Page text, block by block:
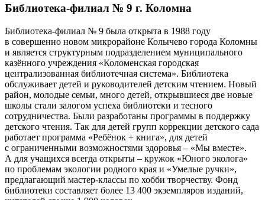
Библиотека-филиал № 9 г. Коломна
Библиотека-филиал № 9 была открыта в 1988 году
в совершенно новом микрорайоне Колычево города Коломны
и является структурным подразделением муниципального
казённого учреждения «Коломенская городская
централизованная библиотечная система». Библиотека
обслуживает детей и руководителей детским чтением. Новый
район, молодые семьи, много детей, открывшиеся две новые
школы стали залогом успеха библиотеки и тесного
сотрудничества. Были разработаны программы в поддержку
детского чтения. Так для детей групп коррекции детского сада
работает программа «Ребёнок + книга», для детей
с ограниченными возможностями здоровья – «Мы вместе».
А для учащихся всегда открыты – кружок «Юного эколога»
по проблемам экологии родного края и «Умелые ручки»,
предлагающий мастер-классы по хобби творчеству. Фонд
библиотеки составляет более 13 400 экземпляров изданий,